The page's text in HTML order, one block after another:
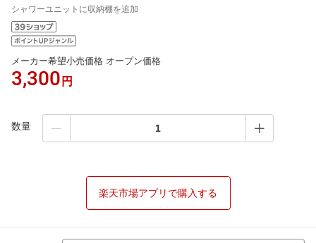
シャワーユニットに収納棚を追加
メーカー希望小売価格 オープン価格
3,300 円
数量
楽天市場アプリで購入する